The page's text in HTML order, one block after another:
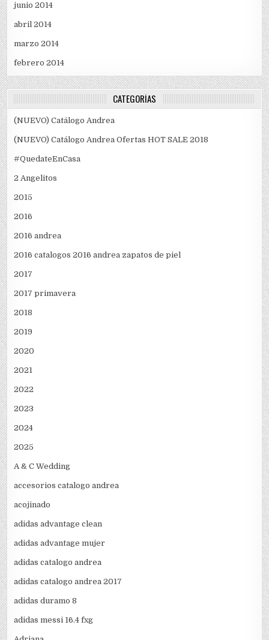
junio 2014
abril 2014
marzo 2014
febrero 2014
CATEGORÍAS
(NUEVO) Catálogo Andrea
(NUEVO) Catálogo Andrea Ofertas HOT SALE 2018
#QuedateEnCasa
2 Angelitos
2015
2016
2016 andrea
2016 catalogos 2016 andrea zapatos de piel
2017
2017 primavera
2018
2019
2020
2021
2022
2023
2024
2025
A & C Wedding
accesorios catalogo andrea
acojinado
adidas advantage clean
adidas advantage mujer
adidas catalogo andrea
adidas catalogo andrea 2017
adidas duramo 8
adidas messi 16.4 fxg